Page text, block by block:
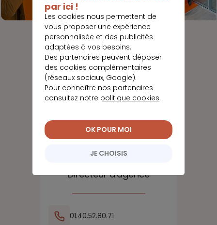
AudreySAMZUN
Directeur d'agence
01.40.52.80.71
par ici !
Les cookies nous permettent de
vous proposer une expérience
personnalisée et des publicités
adaptées à vos besoins.
Des partenaires peuvent déposer
des cookies complémentaires
(réseaux sociaux, Google).
Pour connaître nos partenaires
consultez notre politique cookies.
JE CHOISIS
OK POUR MOI